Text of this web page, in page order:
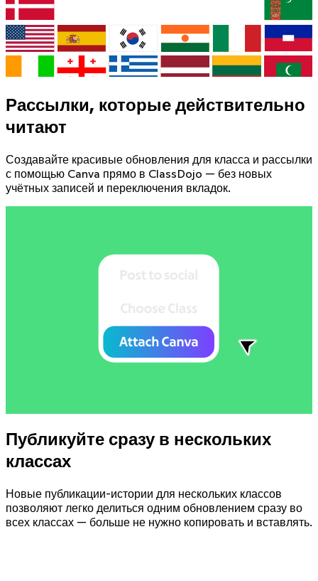
Рассылки, которые действительно
читают
Создавайте красивые обновления для класса и рассылки
с помощью Canva прямо в ClassDojo — без новых
учётных записей и переключения вкладок.
Публикуйте сразу в нескольких
классах
Новые публикации-истории для нескольких классов
позволяют легко делиться одним обновлением сразу во
всех классах — больше не нужно копировать и вставлять.